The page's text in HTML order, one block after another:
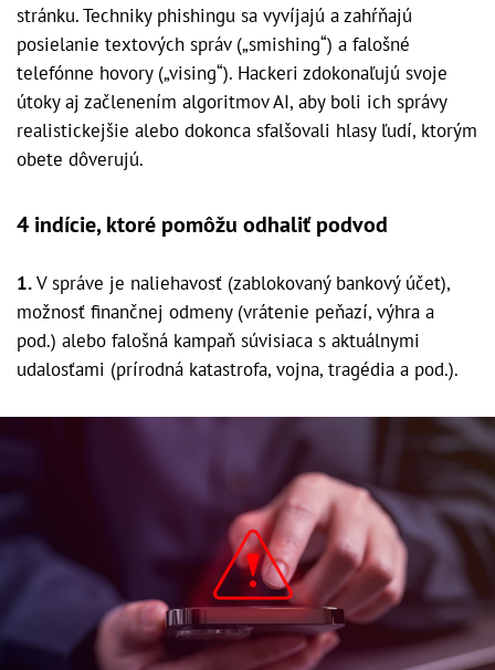
stránku. Techniky phishingu sa vyvíjajú a zahŕňajú
posielanie textových správ („smishing“) a falošné
telefónne hovory („vising“). Hackeri zdokonaľujú svoje
útoky aj začlenením algoritmov AI, aby boli ich správy
realistickejšie alebo dokonca sfalšovali hlasy ľudí, ktorým
obete dôverujú.
4 indície, ktoré pomôžu odhaliť podvod
1.V správe je naliehavosť (zablokovaný bankový účet),
možnosť finančnej odmeny (vrátenie peňazí, výhra a
pod.) alebo falošná kampaň súvisiaca s aktuálnymi
udalosťami (prírodná katastrofa, vojna, tragédia a pod.).